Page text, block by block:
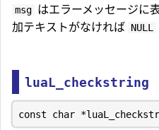
msg はエラーメッセージに
加テキストがなければ NULL
luaL_checkstring